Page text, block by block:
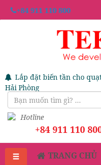
+84 911 110 800
Lắp đặt biến tần cho
Hải Phòng
Hotline
+84 911 110
TRANG CHỦ